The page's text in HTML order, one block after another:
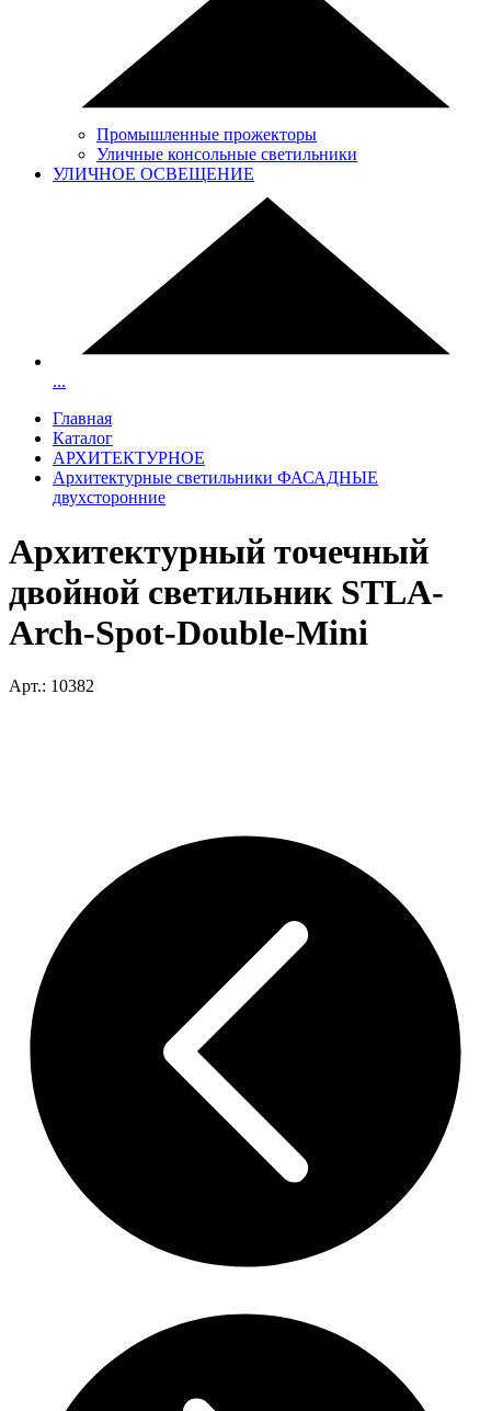
Промышленные прожекторы
Уличные консольные светильники
УЛИЧНОЕ ОСВЕЩЕНИЕ
...
Главная
Каталог
АРХИТЕКТУРНОЕ
Архитектурные светильники ФАСАДНЫЕ
двухсторонние
Архитектурный точечный
двойной светильник STLA-
Arch-Spot-Double-Mini
Арт.: 10382